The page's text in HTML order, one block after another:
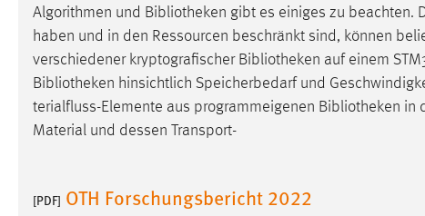
Algorithmen und Bibliotheken gibt es einiges zu beachten.
haben und in den Ressourcen beschränkt sind, können
verschiedener kryptografischer Bibliotheken auf einem
Bibliotheken hinsichtlich Speicherbedarf und
terialfluss-Elemente aus programmeigenen Bibliotheken in
Material und dessen Transport-
[PDF] OTH Forschungsbericht 2022
Zweck:
Dieser Cookie ist notwendig um sich an
der Website einloggen zu können.
Cookie Laufzeit: 24 Stunden
Diese Informationen helfen uns zu verstehen, wie